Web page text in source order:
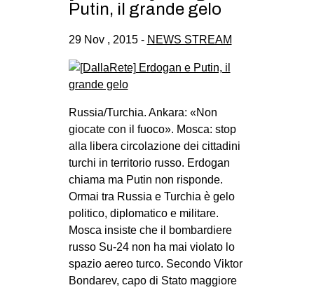
Putin, il grande gelo
29 Nov , 2015 - NEWS STREAM
Russia/Turchia. Ankara: «Non
giocate con il fuoco». Mosca: stop
alla libera circolazione dei cittadini
turchi in territorio russo. Erdogan
chiama ma Putin non risponde.
Ormai tra Russia e Turchia è gelo
politico, diplomatico e militare.
Mosca insiste che il bombardiere
russo Su-24 non ha mai violato lo
spazio aereo turco. Secondo Viktor
Bondarev, capo di Stato maggiore